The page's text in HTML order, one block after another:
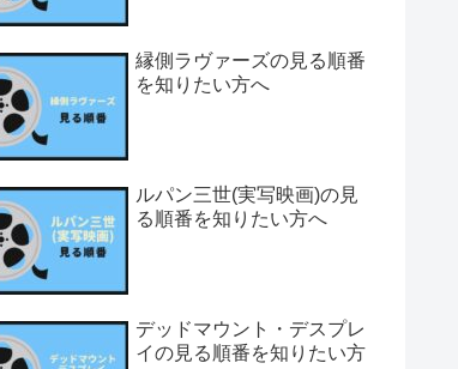
縁側ラヴァーズの見る順番
を知りたい方へ
ルパン三世(実写映画)の見
る順番を知りたい方へ
デッドマウント・デスプレ
イの見る順番を知りたい方